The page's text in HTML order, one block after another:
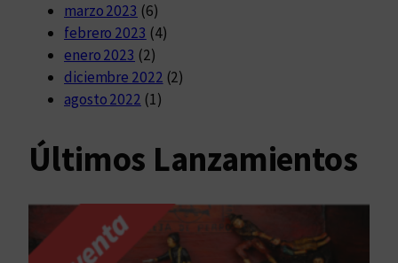
marzo 2023 (6)
febrero 2023 (4)
enero 2023 (2)
diciembre 2022 (2)
agosto 2022 (1)
Últimos Lanzamientos